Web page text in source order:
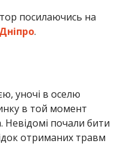
посилаючись на
.
уночі в оселю
в той момент
Невідомі почали бити
отриманих травм